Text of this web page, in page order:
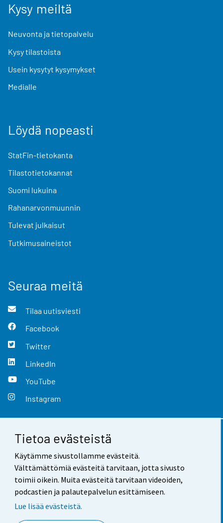
Tietoa evästeistä
Käytämme sivustollamme evästeitä.
Välttämättömiä evästeitä tarvitaan, jotta sivusto
toimii oikein. Muita evästeitä tarvitaan videoiden,
podcastien ja palautepalvelun esittämiseen.
Lue lisää evästeistä.
Kysy meiltä
Neuvonta ja tietopalvelu
Kysy tilastoista
Usein kysytyt kysymykset
Medialle
Löydä nopeasti
StatFin-tietokanta
Tilastotietokannat
Suomi lukuina
Rahanarvonmuunnin
Tulevat julkaisut
Tutkimusaineistot
Seuraa meitä
Tilaa uutisviesti
Facebook
Twitter
LinkedIn
YouTube
Instagram
Yhteystiedot
Palaute
Käyttöehdot
Saavutettavuus